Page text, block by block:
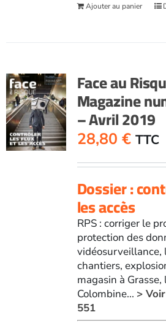
Ajouter au panier
Face au
Magazine
– Avril 2019
28,80 € TTC
Dossier :
les accès
RPS : corriger le
protection des
vidéosurveillance,
chantiers,
magasin à
Colombine... >
551